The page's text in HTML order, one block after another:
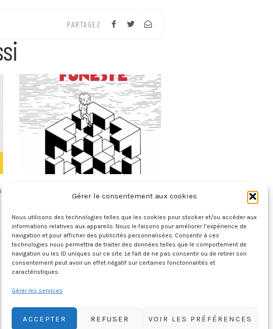
Gérer le consentement aux cookies
Nous utilisons des technologies telles que les cookies pour stocker et/ou accéder aux
informations relatives aux appareils. Nous le faisons pour améliorer l’expérience de
navigation et pour afficher des publicités personnalisées. Consentir à ces
technologies nous permettra de traiter des données telles que le comportement de
navigation ou les ID uniques sur ce site. Le fait de ne pas consentir ou de retirer son
consentement peut avoir un effet négatif sur certaines fonctonnalités et
caractéristiques.
Gérer les services
ACCEPTER REFUSER VOIR LES PRÉFÉRENCES
PARTAGEZ